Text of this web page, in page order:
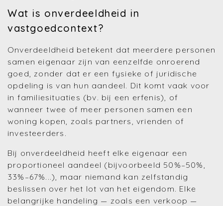
Wat is onverdeeldheid in
vastgoedcontext?
Onverdeeldheid betekent dat meerdere personen
samen eigenaar zijn van eenzelfde onroerend
goed, zonder dat er een fysieke of juridische
opdeling is van hun aandeel. Dit komt vaak voor
in familiesituaties (bv. bij een erfenis), of
wanneer twee of meer personen samen een
woning kopen, zoals partners, vrienden of
investeerders.
Bij onverdeeldheid heeft elke eigenaar een
proportioneel aandeel (bijvoorbeeld 50%–50%,
33%–67%...), maar niemand kan zelfstandig
beslissen over het lot van het eigendom. Elke
belangrijke handeling — zoals een verkoop —